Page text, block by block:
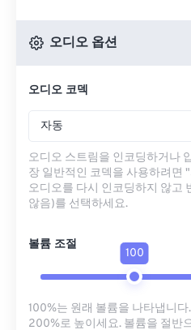
오디오 옵션
오디오 코덱
자동
오디오 스트림을 인코딩하거나
장 일반적인 코덱을 사용하려면
오디오를 다시 인코딩하지 않고
않음)를 선택하세요.
볼륨 조절
100
100%는 원래 볼륨을 나타냅니
200%로 높이세요. 볼륨을 절반